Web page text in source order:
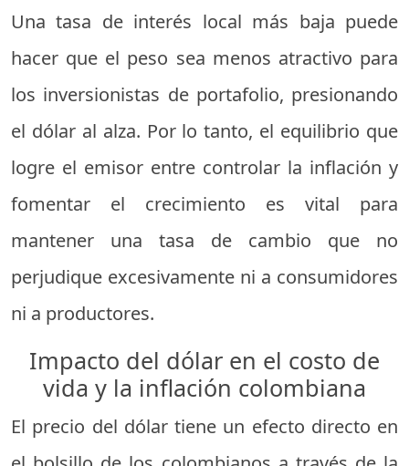
Una tasa de interés local más baja puede
hacer que el peso sea menos atractivo para
los inversionistas de portafolio, presionando
el dólar al alza. Por lo tanto, el equilibrio que
logre el emisor entre controlar la inflación y
fomentar el crecimiento es vital para
mantener una tasa de cambio que no
perjudique excesivamente ni a consumidores
ni a productores.
Impacto del dólar en el costo de
vida y la inflación colombiana
El precio del dólar tiene un efecto directo en